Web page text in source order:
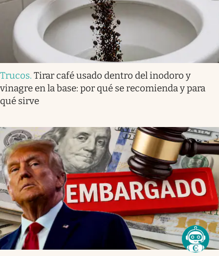
Trucos. Tirar café usado dentro del inodoro y
vinagre en la base: por qué se recomienda y para
qué sirve